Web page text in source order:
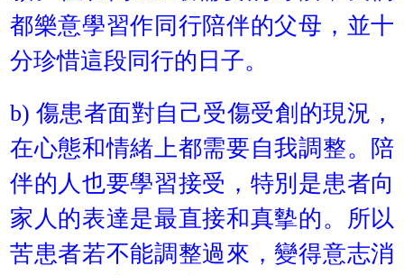
都樂意學習作同行陪伴的父母，並十
分珍惜這段同行的日子。
b) 傷患者面對自己受傷受創的現況，
在心態和情緒上都需要自我調整。陪
伴的人也要學習接受，特別是患者向
家人的表達是最直接和真摰的。所以
苦患者若不能調整過來，變得意志消